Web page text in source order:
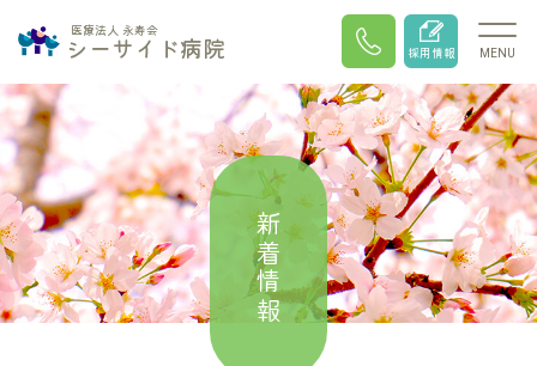
医療法人 永寿会
シーサイド病院 採用情報 MENU
新着情報